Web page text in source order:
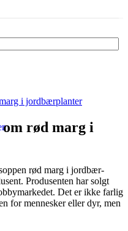
i jordbærplanter
rød marg i
rød marg i jordbær­
Produsenten har solgt
Det er ikke farlig
for mennesker eller dyr, men